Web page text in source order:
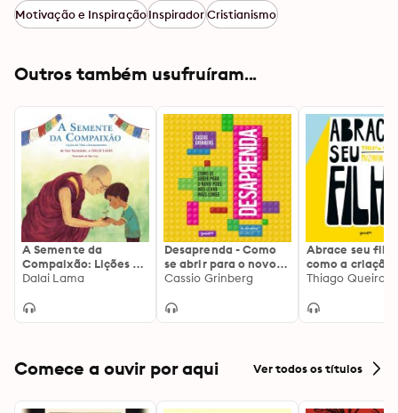
com ele seja a mais absoluta prioridade: Até que nada
mais importe!
Motivação e InspiraçãoInspiradorCristianismo
Outros também usufruíram...
A Semente da
Compaixão: Lições da
vida e ensinamentos
Dalai Lama: Lições da
Dalai Lama
Desaprenda - Como
se abrir para o novo
pode nos levar mais
Cassio Grinberg
Abrace seu
como a criação
afeto mudou a
como a criação
Thiago Queiroz
Comece a ouvir por aqui Ver todos os títulos